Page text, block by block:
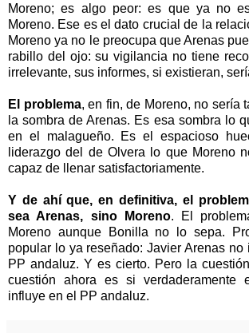
Moreno; es algo peor: es que ya no
Moreno. Ese es el dato crucial de la
Moreno ya no le preocupa que Arenas
rabillo del ojo: su vigilancia no tiene
irrelevante, sus informes, si existieran,
El problema, en fin, de Moreno, no sería
la sombra de Arenas. Es esa sombra lo
en el malagueño. Es el espacioso
liderazgo del de Olvera lo que Moreno
capaz de llenar satisfactoriamente.
Y de ahí que, en definitiva, el
sea Arenas, sino Moreno. El
Moreno aunque Bonilla no lo sepa.
popular lo ya reseñado: Javier Arenas no
PP andaluz. Y es cierto. Pero la
cuestión ahora es si verdaderamente
influye en el PP andaluz.